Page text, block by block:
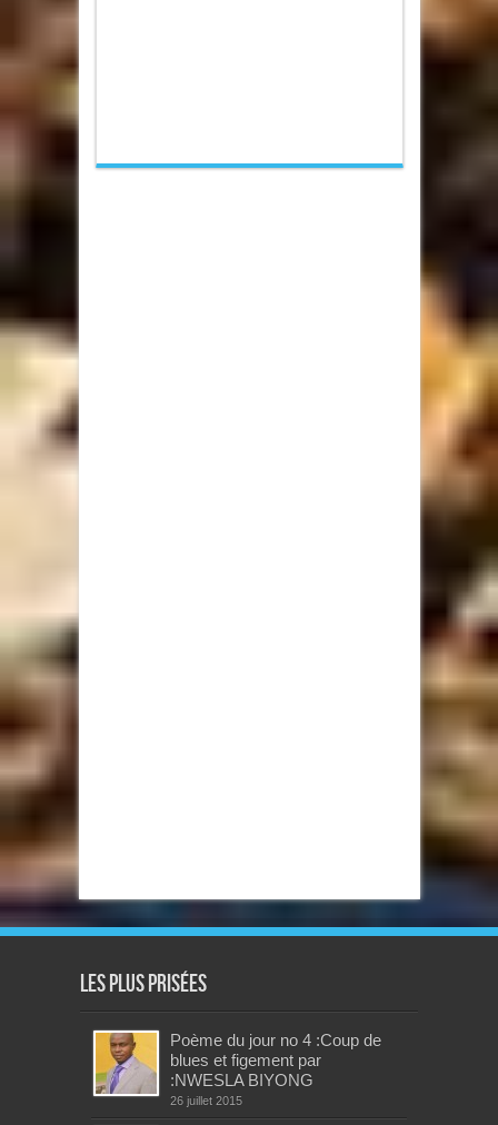
Les plus prisées
Poème du jour no 4 :Coup de
blues et figement par
:NWESLA BIYONG
26 juillet 2015